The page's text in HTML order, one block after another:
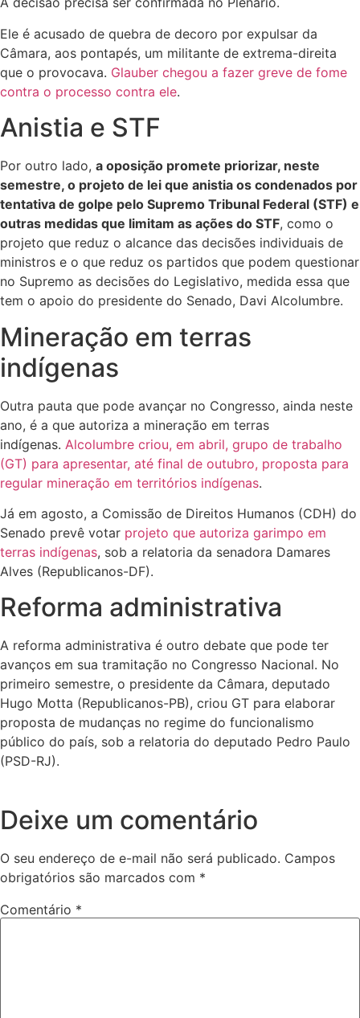
Ele é acusado de quebra de decoro por expulsar da
Câmara, aos pontapés, um militante de extrema-direita
que o provocava. Glauber chegou a fazer greve de fome
contra o processo contra ele.
Anistia e STF
Por outro lado, a oposição promete priorizar, neste
semestre, o projeto de lei que anistia os condenados por
tentativa de golpe pelo Supremo Tribunal Federal (STF) e
outras medidas que limitam as ações do STF, como o
projeto que reduz o alcance das decisões individuais de
ministros e o que reduz os partidos que podem questionar
no Supremo as decisões do Legislativo, medida essa que
tem o apoio do presidente do Senado, Davi Alcolumbre.
Mineração em terras
indígenas
Outra pauta que pode avançar no Congresso, ainda neste
ano, é a que autoriza a mineração em terras
indígenas. Alcolumbre criou, em abril, grupo de trabalho
(GT) para apresentar, até final de outubro, proposta para
regular mineração em territórios indígenas.
Já em agosto, a Comissão de Direitos Humanos (CDH) do
Senado prevê votar projeto que autoriza garimpo em
terras indígenas, sob a relatoria da senadora Damares
Alves (Republicanos-DF).
Reforma administrativa
A reforma administrativa é outro debate que pode ter
avanços em sua tramitação no Congresso Nacional. No
primeiro semestre, o presidente da Câmara, deputado
Hugo Motta (Republicanos-PB), criou GT para elaborar
proposta de mudanças no regime do funcionalismo
público do país, sob a relatoria do deputado Pedro Paulo
(PSD-RJ).
Deixe um comentário
O seu endereço de e-mail não será publicado. Campos
obrigatórios são marcados com *
Comentário *